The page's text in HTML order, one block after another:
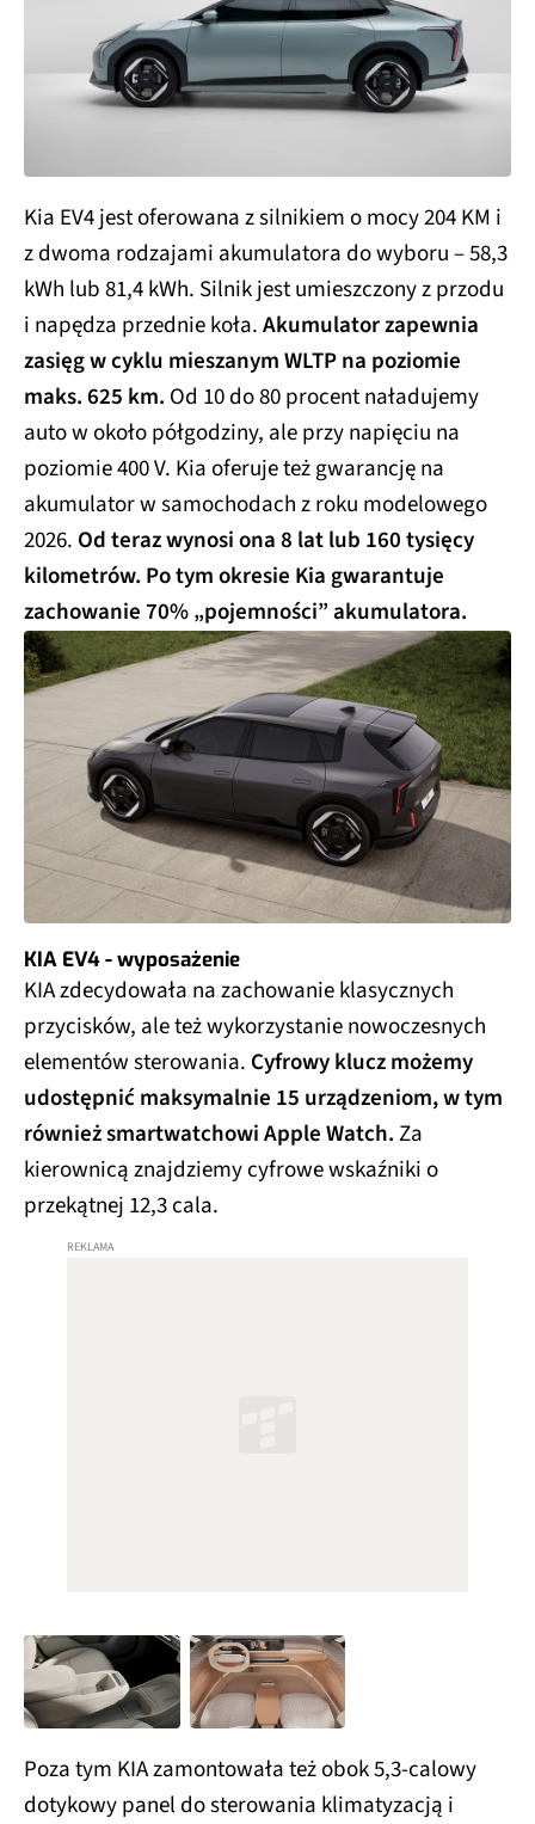
Kia EV4 jest oferowana z silnikiem o mocy 204 KM i
z dwoma rodzajami akumulatora do wyboru – 58,3
kWh lub 81,4 kWh. Silnik jest umieszczony z przodu
i napędza przednie koła.Akumulator zapewnia
zasięg w cyklu mieszanym WLTP na poziomie
maks. 625 km. Od 10 do 80 procent naładujemy
auto w około półgodziny, ale przy napięciu na
poziomie 400 V. Kia oferuje też gwarancję na
akumulator w samochodach z roku modelowego
2026. Od teraz wynosi ona 8 lat lub 160 tysięcy
kilometrów. Po tym okresie Kia gwarantuje
zachowanie 70% „pojemności” akumulatora.
KIA EV4 - wyposażenie
KIA zdecydowała na zachowanie klasycznych
przycisków, ale też wykorzystanie nowoczesnych
elementów sterowania. Cyfrowy klucz możemy
udostępnić maksymalnie 15 urządzeniom, w tym
również smartwatchowi Apple Watch.Za
kierownicą znajdziemy cyfrowe wskaźniki o
przekątnej 12,3 cala.
Poza tym KIA zamontowała też obok 5,3-calowy
dotykowy panel do sterowania klimatyzacją i